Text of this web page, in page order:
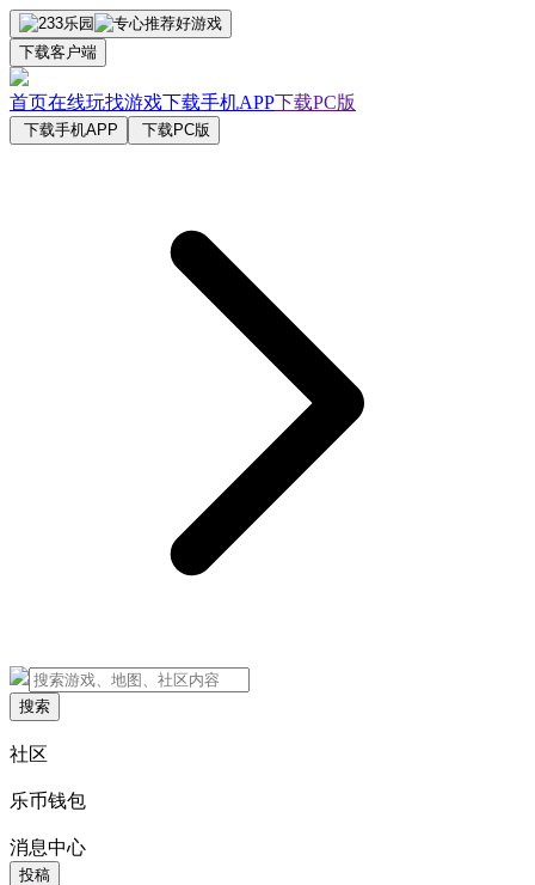
下载客户端
首页在线玩找游戏下载手机APP下载PC版
下载手机APP 下载PC版
搜索
社区
乐币钱包
消息中心
投稿